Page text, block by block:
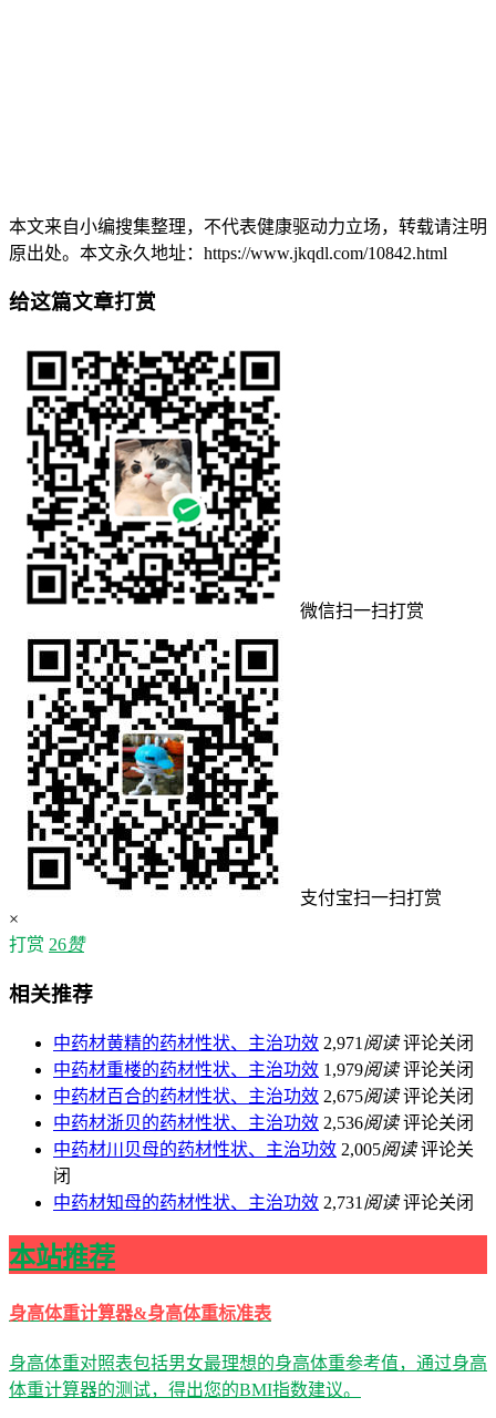
本文来自小编搜集整理，不代表健康驱动力立场，转载请注明
原出处。本文永久地址：https://www.jkqdl.com/10842.html
给这篇文章打赏
微信扫一扫打赏
支付宝扫一扫打赏
×
打赏 26赞
相关推荐
中药材黄精的药材性状、主治功效 2,971 阅读 评论关闭
中药材重楼的药材性状、主治功效 1,979阅读 评论关闭
中药材百合的药材性状、主治功效 2,675阅读 评论关闭
中药材浙贝的药材性状、主治功效 2,536阅读 评论关闭
中药材川贝母的药材性状、主治功效 2,005阅读 评论关
闭
中药材知母的药材性状、主治功效 2,731 阅读 评论关闭
本站推荐
身高体重计算器&身高体重标准表
身高体重对照表包括男女最理想的身高体重参考值，通过身高
体重计算器的测试，得出您的BMI指数建议。